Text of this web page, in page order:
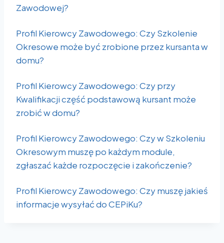
Zawodowej?
Profil Kierowcy Zawodowego: Czy Szkolenie
Okresowe może być zrobione przez kursanta w
domu?
Profil Kierowcy Zawodowego: Czy przy
Kwalifikacji część podstawową kursant może
zrobić w domu?
Profil Kierowcy Zawodowego: Czy w Szkoleniu
Okresowym muszę po każdym module,
zgłaszać każde rozpoczęcie i zakończenie?
Profil Kierowcy Zawodowego: Czy muszę jakieś
informacje wysyłać do CEPiKu?